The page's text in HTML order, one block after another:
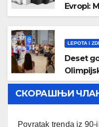
Evropi:
LEPOTA I
Deset
СКОРАШЊИ
Povratak trenda iz